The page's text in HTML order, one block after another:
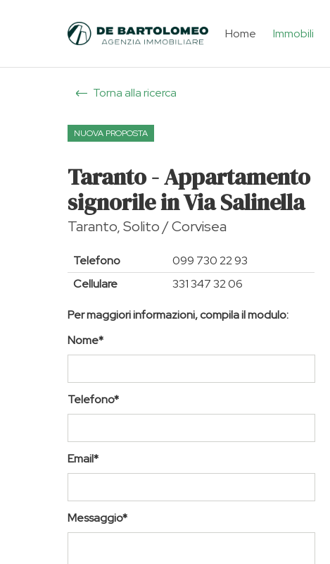
Home Immobili
Torna alla ricerca
NUOVA PROPOSTA
Taranto - Appartamento
signorile in Via Salinella
Taranto, Solito / Corvisea
Telefono
099 730 22 93
Cellulare
331 347 32 06
Per maggiori informazioni, compila il modulo:
Nome*
Telefono*
Email*
Messaggio*